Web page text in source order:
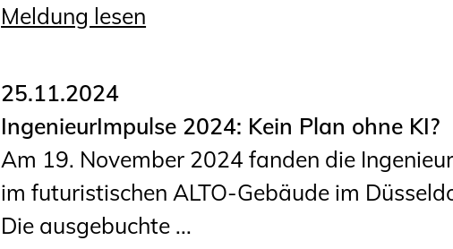
Meldung lesen
25.11.2024
IngenieurImpulse 2024: Kein Plan ohne KI?
Am 19. November 2024 fanden die
im futuristischen ALTO-Gebäude im
Die ausgebuchte ...